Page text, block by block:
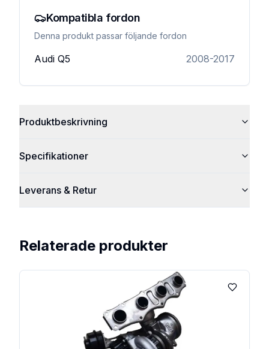
Kompatibla fordon
Denna produkt passar följande fordon
Audi Q5 2008-2017
Produktbeskrivning
Specifikationer
Leverans & Retur
Relaterade produkter
Lägg till